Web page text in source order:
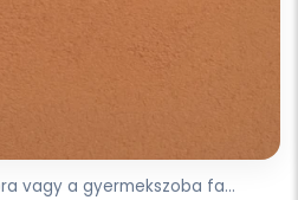
vagy a gyermekszoba fa...